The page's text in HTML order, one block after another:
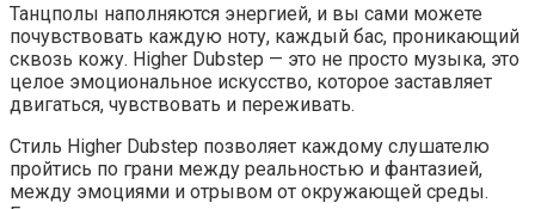
Танцполы наполняются энергией, и вы сами можете
почувствовать каждую ноту, каждый бас, проникающий
сквозь кожу. Higher Dubstep — это не просто музыка, это
целое эмоциональное искусство, которое заставляет
двигаться, чувствовать и переживать.
Стиль Higher Dubstep позволяет каждому слушателю
пройтись по грани между реальностью и фантазией,
между эмоциями и отрывом от окружающей среды.